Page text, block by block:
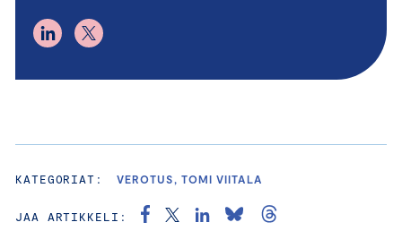
KATEGORIAT: VEROTUS, TOMI VIITALA
JAA ARTIKKELI: